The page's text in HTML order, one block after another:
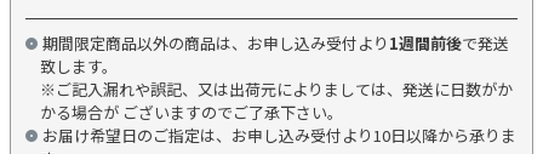
期間限定商品以外の商品は、お申し込み受付より 1週間前後で発送
致します。
※ご記入漏れや誤記、又は出荷元によりましては、発送に日数がか
かる場合が ございますのでご了承下さい。
お届け希望日のご指定は、お申し込み受付より10日以降から承りま